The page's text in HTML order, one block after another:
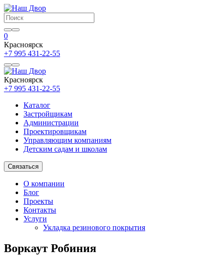
0
Красноярск
+7 995 431-22-55
Красноярск
+7 995 431-22-55
Каталог
Застройщикам
Администрации
Проектировщикам
Управляющим компаниям
Детским садам и школам
Связаться
О компании
Блог
Проекты
Контакты
Услуги
Укладка резинового покрытия
Воркаут Робиния